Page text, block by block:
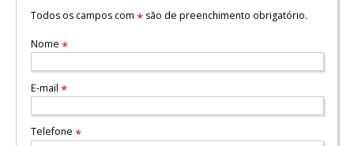
Todos os campos com *são de preenchimento obrigatório.
Nome *
E-mail *
Telefone *